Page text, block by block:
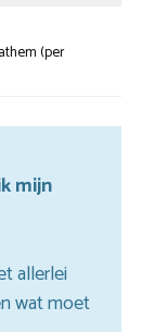
(per
mijn
allerlei
wat moet